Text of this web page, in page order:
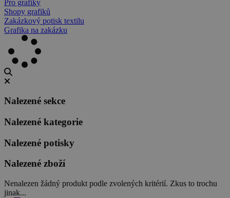
Pro grafiky
Shopy grafiků
Zakázkový potisk textilu
Grafika na zakázku
Nalezené sekce
Nalezené kategorie
Nalezené potisky
Nalezené zboží
Nenalezen žádný produkt podle zvolených kritérií. Zkus to trochu
jinak...